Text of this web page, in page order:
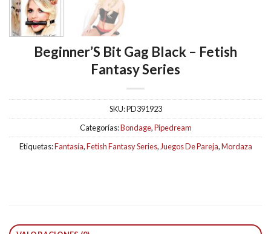
Beginner’S Bit Gag Black – Fetish
Fantasy Series
SKU:PD391923
Categorías:Bondage,Pipedream
Etiquetas:Fantasía,Fetish Fantasy Series,Juegos De Pareja,Mordaza